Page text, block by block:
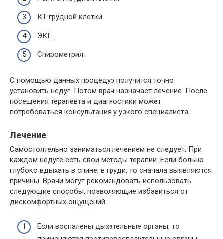
КТ грудной клетки.
ЭКГ.
Спирометрия.
С помощью данных процедур получится точно
установить недуг. Потом врач назначает лечение. После
посещения терапевта и диагностики может
потребоваться консультация у узкого специалиста.
Лечение
Самостоятельно заниматься лечением не следует. При
каждом недуге есть свои методы терапии. Если больно
глубоко вдыхать в спине, в груди, то сначала выявляются
причины. Врачи могут рекомендовать использовать
следующие способы, позволяющие избавиться от
дискомфортных ощущений:
Если воспалены дыхательные органы, то